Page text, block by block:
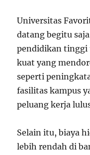
Universitas
datang begitu
pendidikan tinggi
kuat yang
seperti
fasilitas kampus
peluang kerja
Selain itu, biaya
lebih rendah di